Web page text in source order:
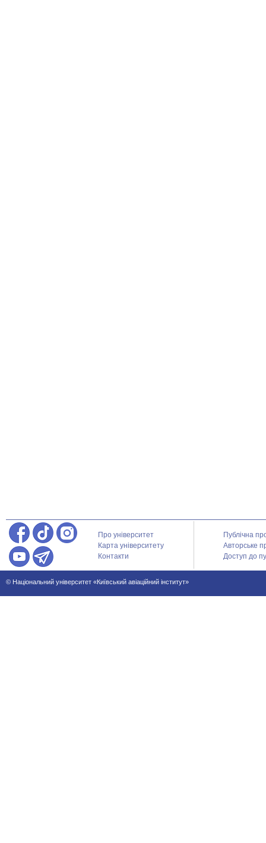
Про університет
Карта університету
Контакти
Публічна
Авторське
Доступ до
© Національний університет «Київський авіаційний інститут»